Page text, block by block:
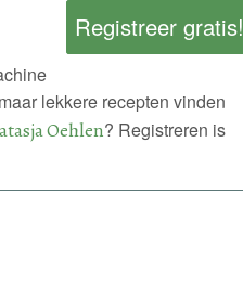
Registreer gratis!
lekkere recepten vinden
Oehlen? Registreren is